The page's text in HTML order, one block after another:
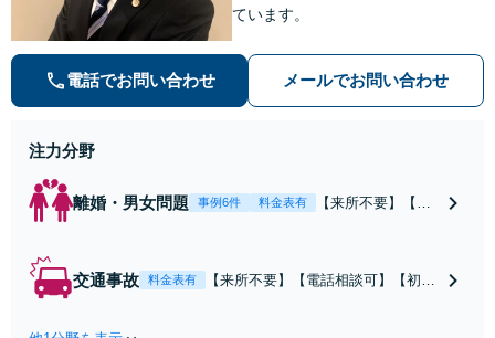
ています。
電話でお問い合わせ メールでお問い合わせ
注力分野
離婚・男女問題 事例6件 料金表有
【来所不要】【電
争点を整理し、見
交通事故 料金表有
【来所不要】【電話相談可】【初回